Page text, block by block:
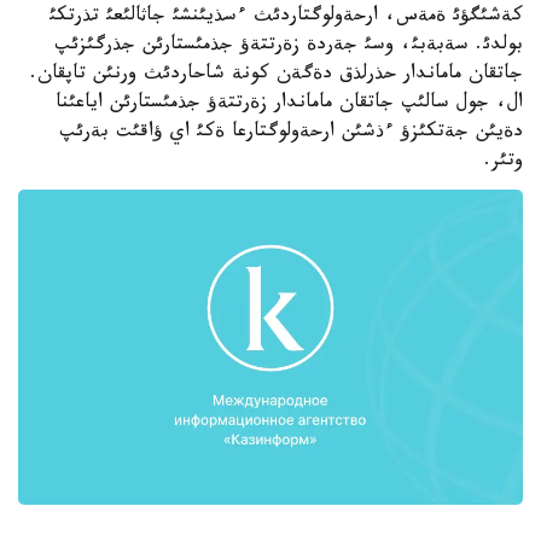
كةشئگؤئ ةمةس، ارحةولوگتاردئث ءسذيئنشئ جاثالئعئ تذرتكئ
بولدئ. سةبةبئ، وسئ جةردة زةرتتةؤ جذمئستارئن جذرگئزئپ
جاتقان ماماندار حذرلذق دةگةن كونة شاحاردئث ورنئن تاپقان.
ال، جول سالئپ جاتقان ماماندار زةرتتةؤ جذمئستارئن اياعئنا
دةيئن جةتكئزؤ ءذشئن ارحةولوگتارعا ةكئ اي ؤاقئت بةرئپ
وتئر.